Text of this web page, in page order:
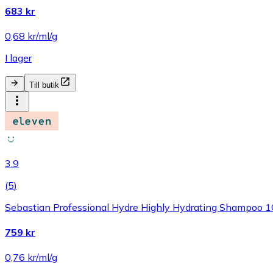
683 kr
0,68 kr/ml/g
I lager
Till butik
3.9
(5)
Sebastian Professional Hydre Highly Hydrating Shampoo
759 kr
0,76 kr/ml/g